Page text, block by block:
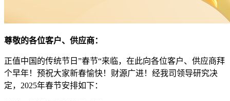
尊敬的各位客户、供应商：
正值中国的传统节日”春节“来临，在此向各位客户、供应商拜
个早年！预祝大家新春愉快！财源广进！经我司领导研究决
定，2025年春节安排如下：